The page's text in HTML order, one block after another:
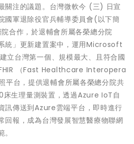
關注的議題。台灣微軟今 (三) 日宣
國軍退除役官兵輔導委員會(以下簡
合作，於退輔會所屬各榮總分院
統」更新建置案中，運用Microsoft
台灣第一個、規模最大、且符合國
FHIR （Fast Healthcare Interopera
台，提供退輔會所屬各榮總分院共
生理量測裝置，透過Azure IoT自
訊傳送到Azure雲端平台，即時進行
回報，成為台灣發展智慧醫療物聯網